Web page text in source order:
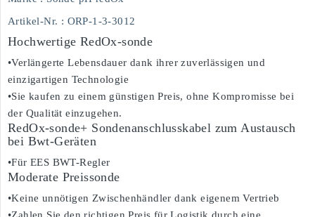
Artikel-Nr. : ORP-1-3-3012
Hochwertige RedOx-sonde
•Verlängerte Lebensdauer dank ihrer zuverlässigen und
einzigartigen Technologie
•Sie kaufen zu einem günstigen Preis, ohne Kompromisse bei
der Qualität einzugehen.
RedOx-sonde+ Sondenanschlusskabel zum Austausch
bei Bwt-Geräten
•Für EES BWT-Regler
Moderate Preissonde
•Keine unnötigen Zwischenhändler dank eigenem Vertrieb